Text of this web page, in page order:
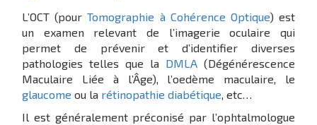
L’OCT (pourTomographie à Cohérence Optique) est
un examen relevant de l’imagerie oculaire qui
permet de prévenir et d’identifier diverses
pathologies telles que la DMLA(Dégénérescence
Maculaire Liée à l’Âge), l’oedème maculaire, le
glaucome ou la rétinopathie diabétique, etc…
Il est généralement préconisé par l’ophtalmologue